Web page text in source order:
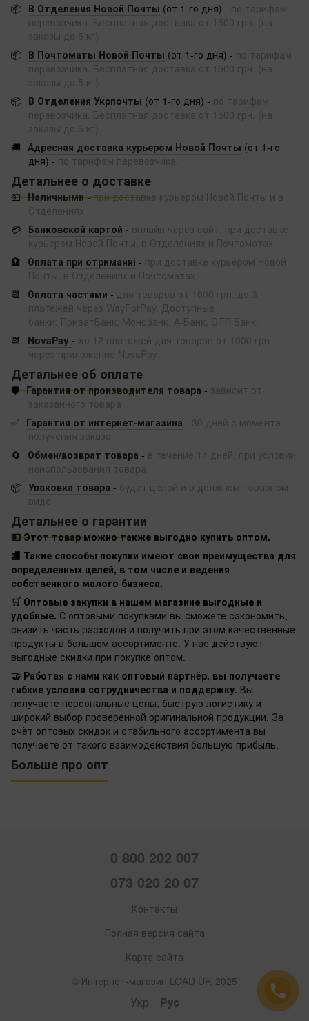
📦 В Отделения Новой Почты (от 1-го дня) - по тарифам
перевозчика. Бесплатная доставка от 1500 грн. (на
заказы до 5 кг)
📦 В Почтоматы Новой Почты (от 1-го дня) - по тарифам
перевозчика. Бесплатная доставка от 1500 грн. (на
заказы до 5 кг)
📦 В Отделения Укрпочты (от 1-го дня) - по тарифам
перевозчика. Бесплатная доставка от 1500 грн. (на
заказы до 5 кг)
🚚 Адресная доставка курьером Новой Почты (от 1-го
дня) - по тарифам перевозчика.
Детальнее о доставке
💵 Наличными-при доставке курьером Новой Почты и в
Отделениях
💳 Банковской картой - онлайн через сайт, при доставке
курьером Новой Почты, в Отделениях и Почтоматах
🏦
Оплата при отриманні - при доставке курьером Новой
Почты, в Отделениях и Почтоматах
📆
Оплата частями - для товаров от 1000 грн, до 3
платежей через WayForPay. Доступные
банки: ПриватБанк, Монобанк, А-Банк, ОТП Банк.
📆
NovaPay - до 12 платежей для товаров от 1000 грн
через приложение NovaPay.
Детальнее об оплате
🛡️ Гарантия от производителя товара - зависит от
заказанного товара
✅ Гарантия от интернет-магазина - 30 дней с момента
получения заказа
🔄
Обмен/возврат товара - в течение 14 дней, при условии
неиспользования товара
📦 Упаковка товара - будет целой и в должном товарном
виде
Детальнее о гарантии
💵 Этот товар можно также выгодно купить оптом.
🏬 Такие способы покупки имеют свои преимущества для
определенных целей, в том числе и ведения
собственного малого бизнеса.
🛒 Оптовые закупки в нашем магазине выгодные и
удобные. С оптовыми покупками вы сможете сэкономить,
снизить часть расходов и получить при этом качественные
продукты в большом ассортименте. У нас действуют
выгодные скидки при покупке оптом.
🤝 Работая с нами как оптовый партнёр, вы получаете
гибкие условия сотрудничества и поддержку. Вы
получаете персональные цены, быструю логистику и
широкий выбор проверенной оригинальной продукции. За
счёт оптовых скидок и стабильного ассортимента вы
получаете от такого взаимодействия большую прибыль.
Больше про опт
0 800 202 007
073 020 20 07
Контакты
Полная версия сайта
Карта сайта
© Интернет-магазин LOAD UP, 2025
Укр Рус